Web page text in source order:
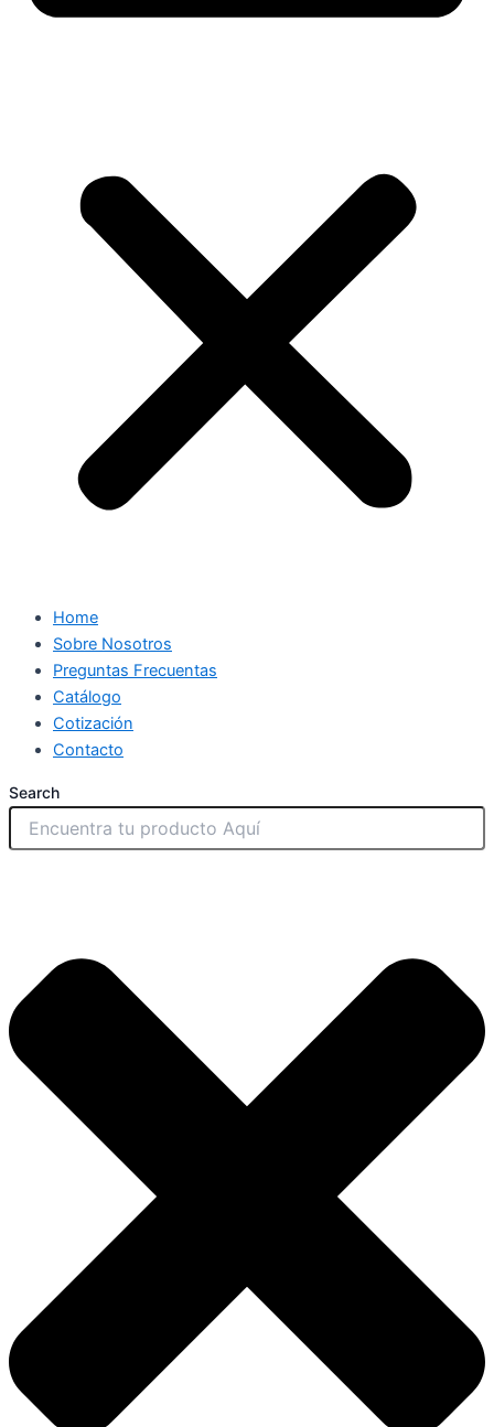
Home
Sobre Nosotros
Preguntas Frecuentas
Catálogo
Cotización
Contacto
Search